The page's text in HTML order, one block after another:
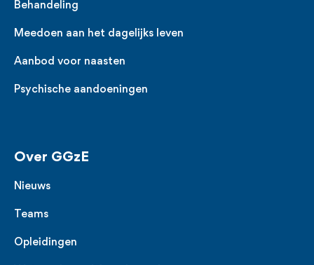
Behandeling
Meedoen aan het dagelijks leven
Aanbod voor naasten
Psychische aandoeningen
Over GGzE
Nieuws
Teams
Opleidingen